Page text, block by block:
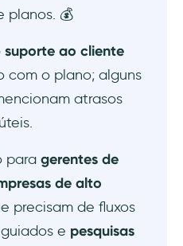
planos. 💰
suporte ao cliente
com o plano; alguns
atrasos
para gerentes de
de alto
precisam de fluxos
e pesquisas